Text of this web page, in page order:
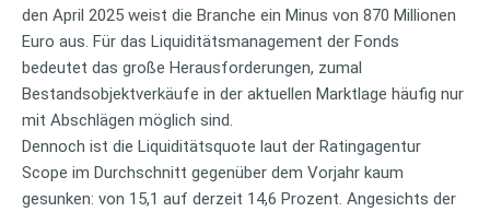
den April 2025 weist die Branche ein Minus von 870 Millionen
Euro aus. Für das Liquiditätsmanagement der Fonds
bedeutet das große Herausforderungen, zumal
Bestandsobjektverkäufe in der aktuellen Marktlage häufig nur
mit Abschlägen möglich sind.
Dennoch ist die Liquiditätsquote laut der Ratingagentur
Scope im Durchschnitt gegenüber dem Vorjahr kaum
gesunken: von 15,1 auf derzeit 14,6 Prozent. Angesichts der